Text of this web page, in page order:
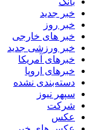
خبر جدید
خبر روز
خبر های خارجی
خبر ورزشی جدید
خبرهای آمریکا
خبرهای اروپا
دسته‌بندی نشده
سپهر نیوز
شرکت
عکس